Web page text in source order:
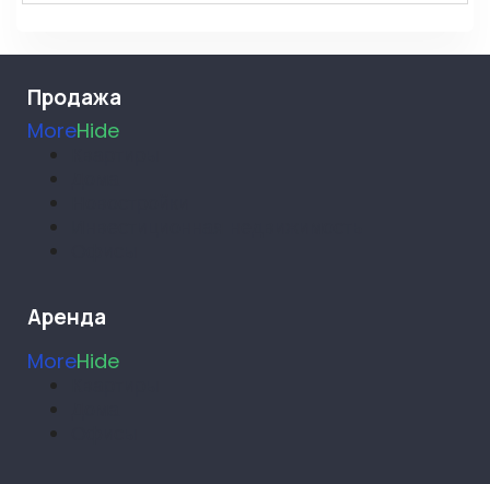
Продажа
MoreHide
Аренда
MoreHide